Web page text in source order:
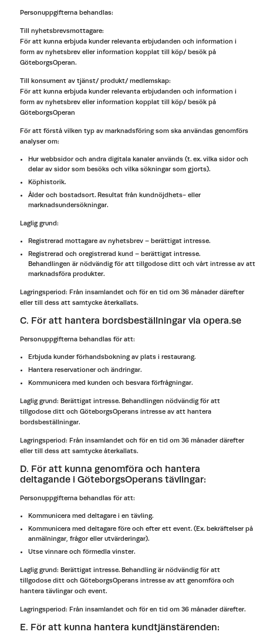
Personuppgifterna behandlas:
Till nyhetsbrevsmottagare:
För att kunna erbjuda kunder relevanta erbjudanden och information i
form av nyhetsbrev eller information kopplat till köp/ besök på
GöteborgsOperan.
Till konsument av tjänst/ produkt/ medlemskap:
För att kunna erbjuda kunder relevanta erbjudanden och information i
form av nyhetsbrev eller information kopplat till köp/ besök på
GöteborgsOperan
För att förstå vilken typ av marknadsföring som ska användas genomförs
analyser om:
Hur webbsidor och andra digitala kanaler används (t. ex. vilka sidor och
delar av sidor som besöks och vilka sökningar som gjorts).
Köphistorik.
Ålder och bostadsort. Resultat från kundnöjdhets- eller
marknadsundersökningar.
Laglig grund:
Registrerad mottagare av nyhetsbrev – berättigat intresse.
Registrerad och oregistrerad kund – berättigat intresse.
Behandlingen är nödvändig för att tillgodose ditt och vårt intresse av att
marknadsföra produkter.
Lagringsperiod: Från insamlandet och för en tid om 36 månader därefter
eller till dess att samtycke återkallats.
C. För att hantera bordsbeställningar via opera.se
Personuppgifterna behandlas för att:
Erbjuda kunder förhandsbokning av plats i restaurang.
Hantera reservationer och ändringar.
Kommunicera med kunden och besvara förfrågningar.
Laglig grund: Berättigat intresse. Behandlingen nödvändig för att
tillgodose ditt och GöteborgsOperans intresse av att hantera
bordsbeställningar.
Lagringsperiod: Från insamlandet och för en tid om 36 månader därefter
eller till dess att samtycke återkallats.
D. För att kunna genomföra och hantera
deltagande i GöteborgsOperans tävlingar:
Personuppgifterna behandlas för att:
Kommunicera med deltagare i en tävling.
Kommunicera med deltagare före och efter ett event. (Ex. bekräftelser på
anmälningar, frågor eller utvärderingar).
Utse vinnare och förmedla vinster.
Laglig grund: Berättigat intresse. Behandling är nödvändig för att
tillgodose ditt och GöteborgsOperans intresse av att genomföra och
hantera tävlingar och event.
Lagringsperiod: Från insamlandet och för en tid om 36 månader därefter.
E. För att kunna hantera kundtjänstärenden: